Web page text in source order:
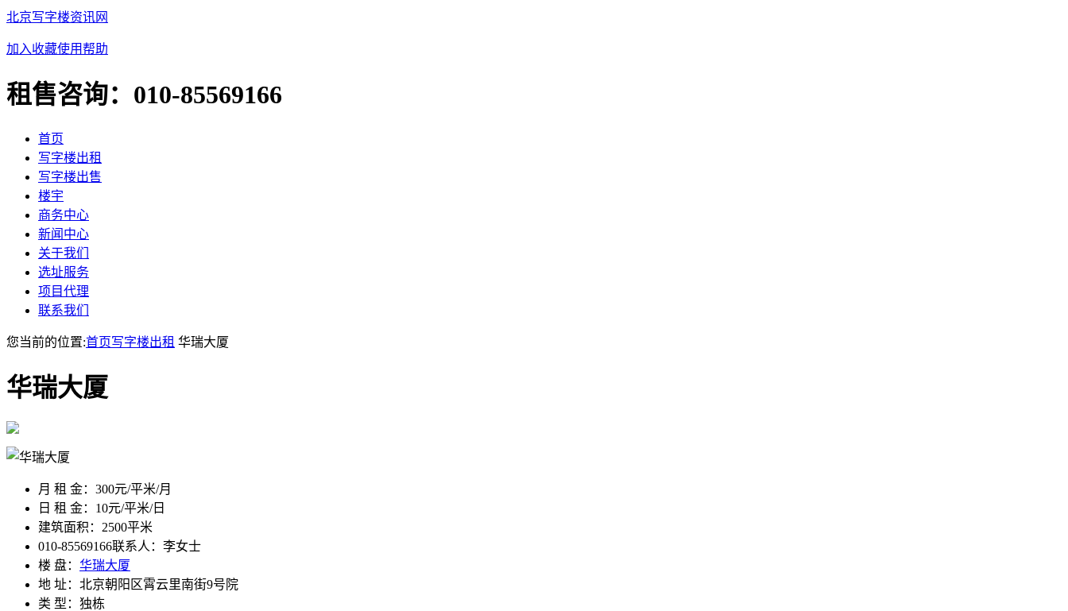
北京写字楼资讯网
加入收藏使用帮助
租售咨询： 010-85569166
首页
写字楼出租
写字楼出售
楼宇
商务中心
新闻中心
关于我们
选址服务
项目代理
联系我们
您当前的位置:首页写字楼出租 华瑞大厦
华瑞大厦
月 租 金： 300元/平米/月
日 租 金： 10元/平米/日
建筑面积： 2500平米
010-85569166联系人：李女士
楼 盘： 华瑞大厦
地 址： 北京朝阳区霄云里南街9号院
类 型： 独栋